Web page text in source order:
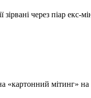
через піар екс-
«картонний мітинг»